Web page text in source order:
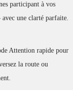
participant à vos
avec une clarté parfaite.
Attention rapide pour
la route ou